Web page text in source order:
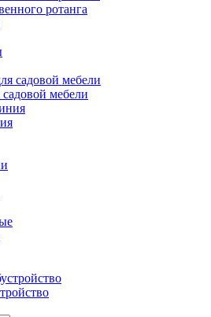
ротанга
мебели